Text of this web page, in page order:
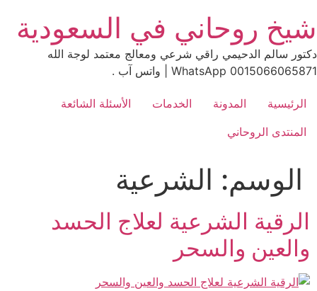
to
content
شيخ روحاني في السعودية
دكتور سالم الدحيمي راقي شرعي ومعالج معتمد لوجة الله
0015066065871 WhatsApp | واتس آب .
الرئيسية المدونة الخدمات
الأسئلة الشائعة
المنتدى الروحاني
الوسم: الشرعية
الرقية الشرعية لعلاج الحسد
والعين والسحر